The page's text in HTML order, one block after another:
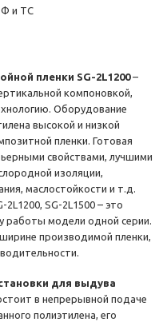
и ТС
пленки SG-2L1200–
компоновкой,
Оборудование
высокой и низкой
пленки. Готовая
свойствами, лучшими
изоляции,
маслостойкости и т.д.
2L1200, SG-2L1500 – это
работы модели одной серии.
производимой пленки,
для выдува
в непрерывной подаче
полиэтилена, его